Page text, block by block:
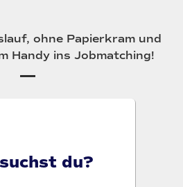
ohne Papierkram und
Handy ins Jobmatching!
du?